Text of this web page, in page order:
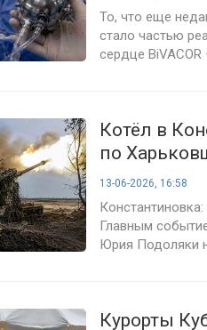
То, что еще
стало частью
сердце BiVACOR
Котёл в
по
событиях
года,
13-06-2026, 16:58
Главным
Юрия Подоляки
Курорты